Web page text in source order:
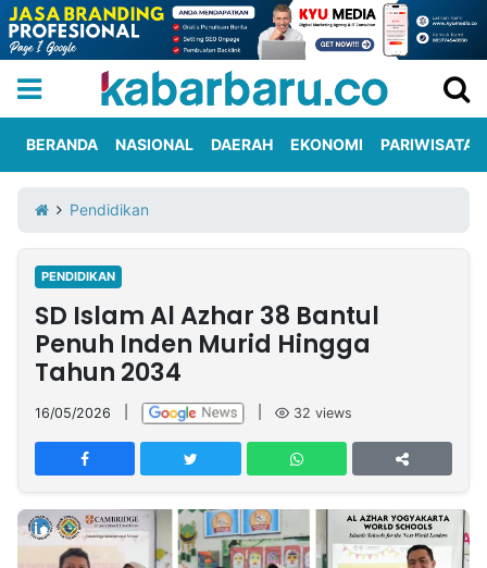
Iklan
Berita
Kami
Nasional
International
Olahraga
Entertainment
Daerah
Pariwisata
Kuliner
Kolom
Network
PT
TREETAN
INDONESIA
BERANDA NASIONAL DAERAH EKONOMI PARIWISATA
Pendidikan
PENDIDIKAN
SD Islam Al Azhar 38 Bantul
Penuh Inden Murid Hingga
Tahun 2034
16/05/2026 32 views